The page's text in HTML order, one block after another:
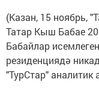
(Казан, 15 ноябрь,
Татар Кыш Бабае
Бабайлар
резиденциядә
"ТурСтар" аналитик